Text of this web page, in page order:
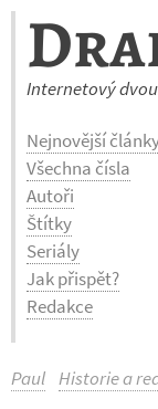
Internetový
Nejnovější
Všechna čísla
Autoři
Štítky
Seriály
Jak přispět?
Redakce
Paul Historie a